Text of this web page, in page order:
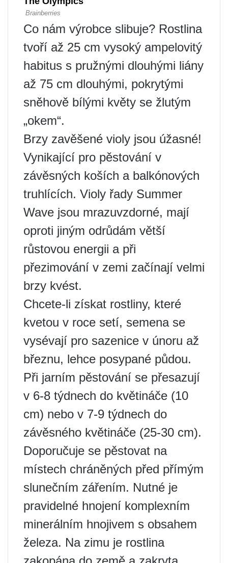
Co nám výrobce slibuje? Rostlina
tvoří až 25 cm vysoký ampelovitý
habitus s pružnými dlouhými liány
až 75 cm dlouhými, pokrytými
sněhově bílými květy se žlutým
„okem“.
Brzy zavěšené violy jsou úžasné!
Vynikající pro pěstování v
závěsných koších a balkónových
truhlících. Violy řady Summer
Wave jsou mrazuvzdorné, mají
oproti jiným odrůdám větší
růstovou energii a při
přezimování v zemi začínají velmi
brzy kvést.
Chcete-li získat rostliny, které
kvetou v roce setí, semena se
vysévají pro sazenice v únoru až
březnu, lehce posypané půdou.
Při jarním pěstování se přesazují
v 6-8 týdnech do květináče (10
cm) nebo v 7-9 týdnech do
závěsného květináče (25-30 cm).
Doporučuje se pěstovat na
místech chráněných před přímým
slunečním zářením. Nutné je
pravidelné hnojení komplexním
minerálním hnojivem s obsahem
železa. Na zimu je rostlina